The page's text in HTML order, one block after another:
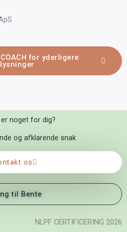
for yderligere
noget for dig?
og afklarende snak
os
til Bente